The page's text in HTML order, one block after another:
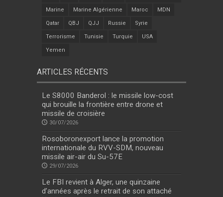
Marine Marine Algérienne Maroc MDN
Qatar QBJ QJJ Russie Syrie
Terrorisme Tunisie Turquie USA
Yemen
ARTICLES RÉCENTS
Le S8000 Banderol : le missile low-cost
qui brouille la frontière entre drone et
missile de croisière
30/07/2026
Rosoboronexport lance la promotion
internationale du RVV-SDM, nouveau
missile air-air du Su-57E
29/07/2026
Le FBI revient à Alger, une quinzaine
d’années après le retrait de son attaché